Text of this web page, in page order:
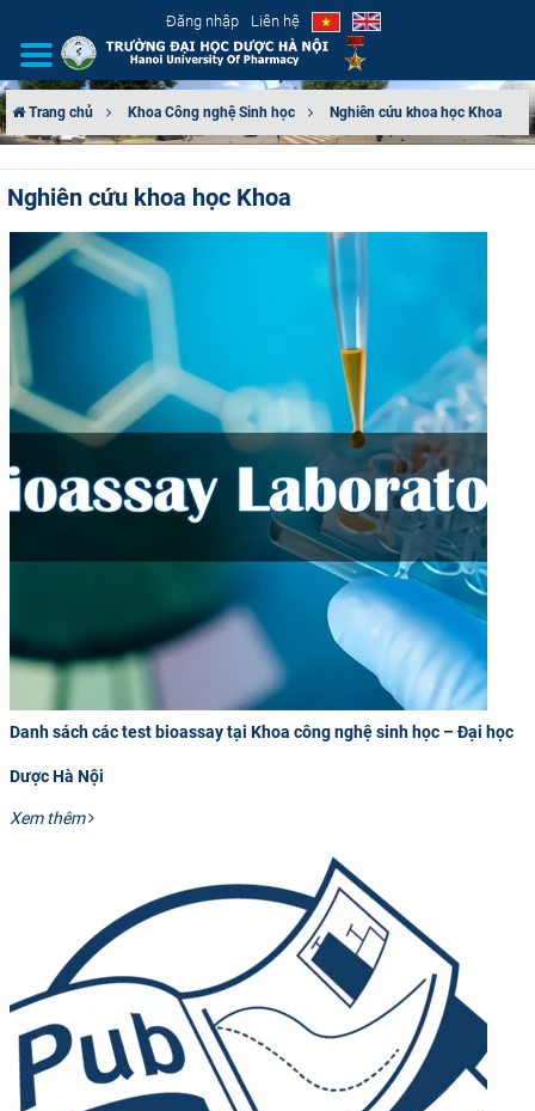
Đăng nhập Liên hệ
CƠ CẤU TỔ CHỨC
TUYỂN SINH
ĐÀO TẠO
ĐẢM BẢO CHẤT LƯỢNG
KHOA HỌC CÔNG NGHỆ
HTQT
CỰU NGƯỜI HỌC
Trang chủ Khoa Công nghệ Sinh học Nghiên cứu khoa học Khoa
Nghiên cứu khoa học Khoa
Danh sách các test bioassay tại Khoa công nghệ sinh học – Đại học
Dược Hà Nội
Xem thêm